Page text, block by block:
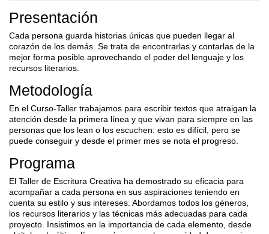
Presentación
Cada persona guarda historias únicas que pueden llegar al
corazón de los demás. Se trata de encontrarlas y contarlas de la
mejor forma posible aprovechando el poder del lenguaje y los
recursos literarios.
Metodología
En el Curso-Taller trabajamos para escribir textos que atraigan la
atención desde la primera línea y que vivan para siempre en las
personas que los lean o los escuchen: esto es difícil, pero se
puede conseguir y desde el primer mes se nota el progreso.
Programa
El Taller de Escritura Creativa ha demostrado su eficacia para
acompañar a cada persona en sus aspiraciones teniendo en
cuenta su estilo y sus intereses. Abordamos todos los géneros,
los recursos literarios y las técnicas más adecuadas para cada
proyecto. Insistimos en la importancia de cada elemento, desde